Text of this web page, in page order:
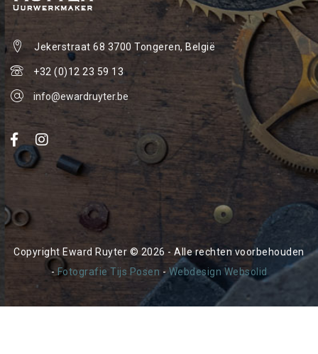
Jekerstraat 68 3700 Tongeren, België
+32 (0)12 23 59 13
info@ewardruyter.be
Copyright Eward Ruyter © 2026 - Alle rechten voorbehouden
- Fotografie Tijs Posen -Webdesign Websolid